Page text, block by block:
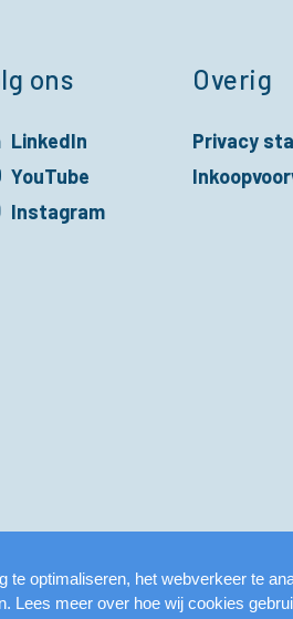
ons
LinkedIn
nieuw venster
YouTube
nieuw venster
Instagram
Overig
Privacy
optimaliseren, het webverkeer te
Lees meer over hoe wij cookies